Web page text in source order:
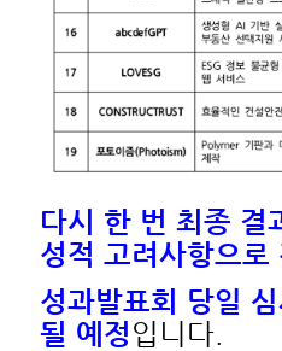
다시 한 번 최종 결
성적 고려사항으
성과발표회 당일
될 예정입니다.